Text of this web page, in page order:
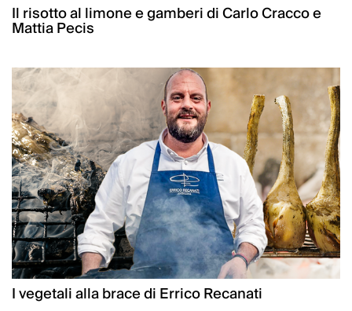
Il risotto al limone e gamberi di Carlo Cracco e
Mattia Pecis
I vegetali alla brace di Errico Recanati